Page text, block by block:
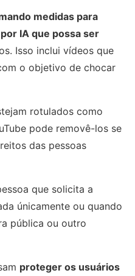
medidas para
IA que possa ser
Isso inclui vídeos que
o objetivo de chocar
rotulados como
pode removê-los se
das pessoas
que solicita a
únicamente ou quando
pública ou outro
proteger os usuários